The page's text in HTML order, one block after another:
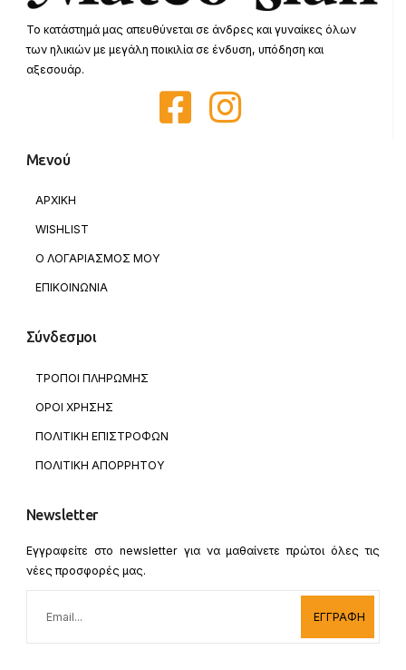
Το κατάστημά μας απευθύνεται σε άνδρες και γυναίκες όλων
των ηλικιών με μεγάλη ποικιλία σε ένδυση, υπόδηση και
αξεσουάρ.
Μενού
ΑΡΧΙΚΗ
WISHLIST
Ο ΛΟΓΑΡΙΑΣΜΟΣ ΜΟΥ
ΕΠΙΚΟΙΝΩΝΙΑ
Σύνδεσμοι
ΤΡΟΠΟΙ ΠΛΗΡΩΜΗΣ
ΟΡΟΙ ΧΡΗΣΗΣ
ΠΟΛΙΤΙΚΗ ΕΠΙΣΤΡΟΦΩΝ
ΠΟΛΙΤΙΚΗ ΑΠΟΡΡΗΤΟΥ
Newsletter
Εγγραφείτε στο newsletter για να μαθαίνετε πρώτοι όλες τις
νέες προσφορές μας.
ΕΓΓΡΑΦΗ